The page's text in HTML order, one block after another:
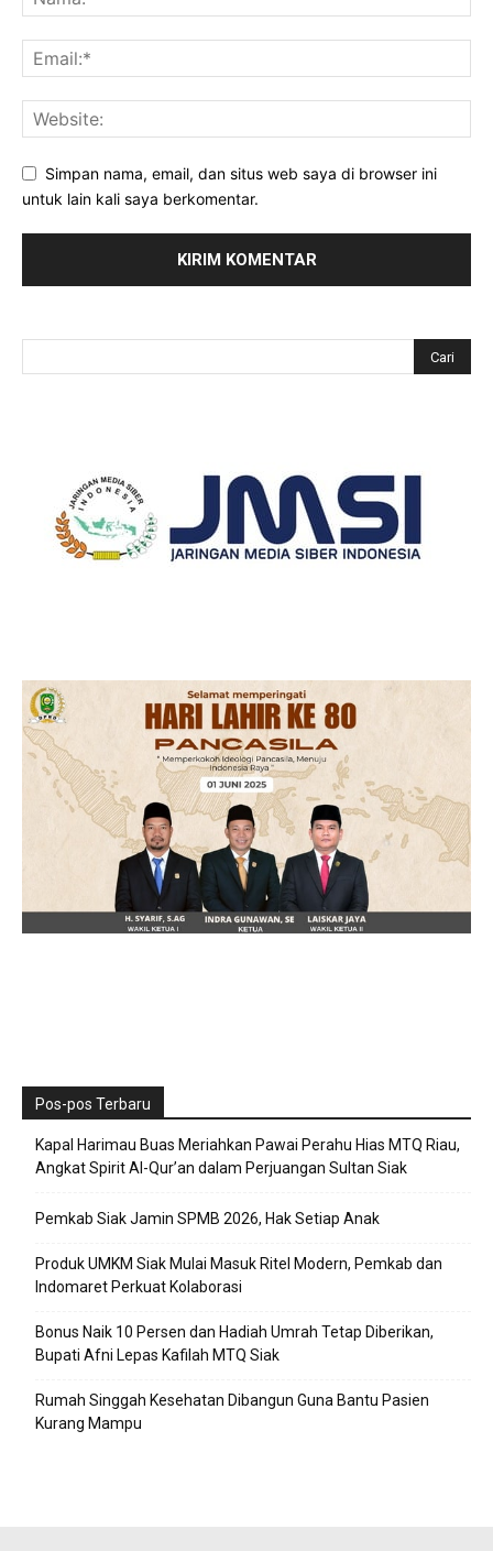
Simpan nama, email, dan situs web saya di browser ini
untuk lain kali saya berkomentar.
Pos-pos Terbaru
Kapal Harimau Buas Meriahkan Pawai Perahu Hias MTQ Riau,
Angkat Spirit Al-Qur’an dalam Perjuangan Sultan Siak
Pemkab Siak Jamin SPMB 2026, Hak Setiap Anak
Produk UMKM Siak Mulai Masuk Ritel Modern, Pemkab dan
Indomaret Perkuat Kolaborasi
Bonus Naik 10 Persen dan Hadiah Umrah Tetap Diberikan,
Bupati Afni Lepas Kafilah MTQ Siak
Rumah Singgah Kesehatan Dibangun Guna Bantu Pasien
Kurang Mampu